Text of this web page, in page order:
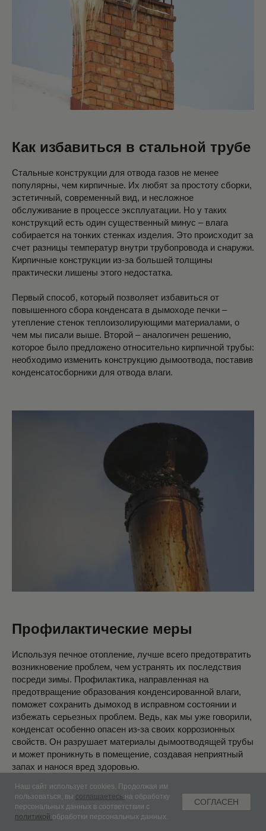
Как избавиться в стальной трубе
Стальные конструкции для отвода газов не менее
популярны, чем кирпичные. Их любят за простоту сборки,
эстетичный, современный вид, и несложное
обслуживание в процессе эксплуатации. Но у таких
конструкций есть один существенный минус – влага
собирается на тонких стенках изделия. Это происходит за
счет разницы температур внутри трубопровода и снаружи.
Кирпичные конструкции из-за большей толщины
практически лишены этого недостатка.
Первый способ, который позволяет избавиться от
повышенного сбора конденсата в дымоходе печки –
утепление стенок теплоизолирующими материалами, о
чем мы писали выше. Второй – аналогичен решению,
которое было предложено относительно кирпичной трубы:
необходимо изменить конструкцию дымоотвода, поставив
конденсатосборники для отвода влаги.
Профилактические меры
Используя печное отопление, лучше всего предотвратить
возникновение проблем, чем устранять их последствия
посреди зимы. Профилактика, направленная на
предотвращение образования конденсированной влаги,
поможет сохранить дымоход в исправном состоянии и
избежать серьезных проблем. Ведь, как мы уже говорили,
конденсат особенно опасен из-за своих коррозионных
свойств. Он разрушает материалы дымоотводящей трубы
и может проникнуть в помещение, создавая неприятный
запах и нанося вред здоровью.
Приведем перечень того, что необходимо сделать в
профилактических целях:
Наш сайт использует cookies. Продолжая им
пользоваться, вы соглашаетесь на обработку
персональных данных в соответствии с
политикой обработки персональных данных.
СОГЛАСЕН